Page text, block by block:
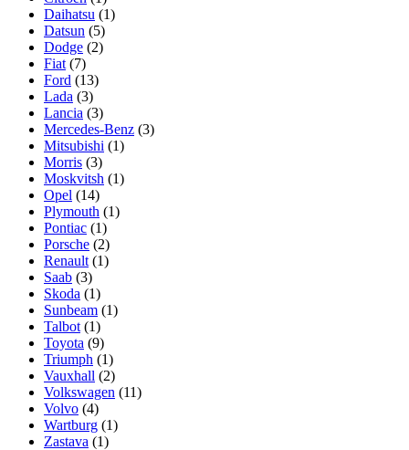
Daihatsu (1)
Datsun (5)
Dodge (2)
Fiat (7)
Ford (13)
Lada (3)
Lancia (3)
Mercedes-Benz (3)
Mitsubishi (1)
Morris (3)
Moskvitsh (1)
Opel (14)
Plymouth (1)
Pontiac (1)
Porsche (2)
Renault (1)
Saab (3)
Skoda (1)
Sunbeam (1)
Talbot (1)
Toyota (9)
Triumph (1)
Vauxhall (2)
Volkswagen (11)
Volvo (4)
Wartburg (1)
Zastava (1)